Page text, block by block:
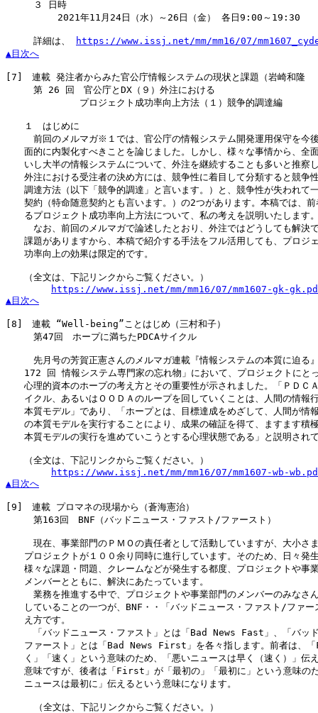
３ 日時
2021年11月24日（水）～26日（金） 各日9:00～19:30
詳細は、
https://www.issj.net/mm/mm16/07/
▲目次へ
[7]
連載 発注者からみた官公庁情報システムの現状と課題（岩崎和隆
第 26 回　官公庁とDX（９）外注における
プロジェクト成功率向上方法（１）競争的調達編
１　はじめに
前回のメルマガ※１では、官公庁の情報システム開発運用保守を今
面的に内製化すべきことを論じました。しかし、様々な事情から、全
いし大半の情報システムについて、外注を継続することも多いと推察
外注における受注者の決め方には、競争性に着目して分類すると競争
調達方法（以下「競争的調達」と言います。）と、競争性が失われて
契約（特命随意契約とも言います。）の2つがあります。本稿では、前
るプロジェクト成功率向上方法について、私の考えを説明いたします
なお、前回のメルマガで論述したとおり、外注ではどうしても解決
課題がありますから、本稿で紹介する手法をフル活用しても、プロジ
功率向上の効果は限定的です。
（全文は、下記リンクからご覧ください。）
https://www.issj.net/mm/mm16/07/mm1607-gk-
▲目次へ
[8]
連載 “Well-being”ことはじめ（三村和子）
第47回　ホープに満ちたPDCAサイクル
先月号の芳賀正憲さんのメルマガ連載『情報システムの本質に迫る
172 回 情報システム専門家の忘れ物」において、プロジェクトにと
心理的資本のホープの考え方とその重要性が示されました。「ＰＤＣ
イクル、あるいはＯＯＤＡのループを回していくことは、人間の情報
本質モデル」であり、「ホープとは、目標達成をめざして、人間が情
の本質モデルを実行することにより、成果の確証を得て、ますます積
本質モデルの実行を進めていこうとする心理状態である」と説明され
（全文は、下記リンクからご覧ください。）
https://www.issj.net/mm/mm16/07/mm1607-wb-
▲目次へ
[9]
連載 プロマネの現場から（蒼海憲治）
第163回　BNF（バッドニュース・ファスト/ファースト）
現在、事業部門のＰＭＯの責任者として活動していますが、大小さ
プロジェクトが１００余り同時に進行しています。そのため、日々発
様々な課題・問題、クレームなどが発生する都度、プロジェクトや事
メンバーとともに、解決にあたっています。
業務を推進する中で、プロジェクトや事業部門のメンバーのみなさ
していることの一つが、BNF・・「バッドニュース・ファスト/ファー
え方です。
「バッドニュース・ファスト」とは「Bad News Fast」、「バッド
ファースト」とは「Bad News First」を各々指します。前者は、「
く」「速く」という意味のため、「悪いニュースは早く（速く）」伝
意味ですが、後者は「First」が「最初の」「最初に」という意味の
ニュースは最初に」伝えるという意味になります。
     （全文は、下記リンクからご覧ください。）